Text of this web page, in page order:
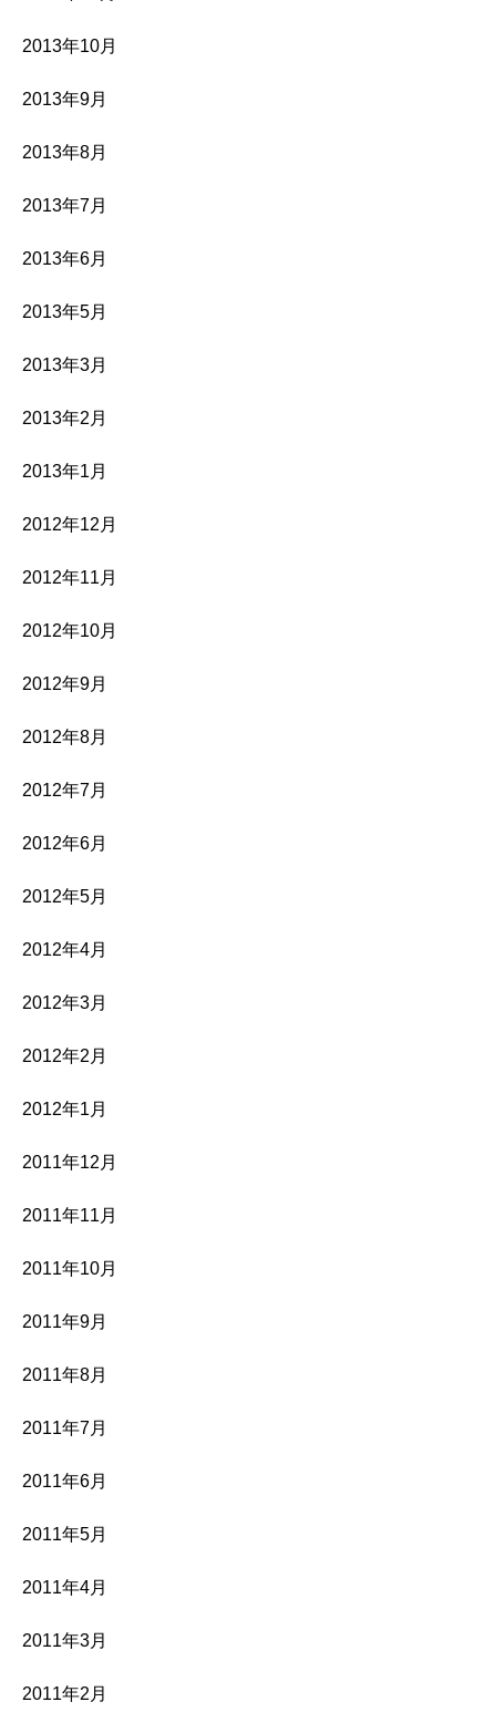
2013年10月
2013年9月
2013年8月
2013年7月
2013年6月
2013年5月
2013年3月
2013年2月
2013年1月
2012年12月
2012年11月
2012年10月
2012年9月
2012年8月
2012年7月
2012年6月
2012年5月
2012年4月
2012年3月
2012年2月
2012年1月
2011年12月
2011年11月
2011年10月
2011年9月
2011年8月
2011年7月
2011年6月
2011年5月
2011年4月
2011年3月
2011年2月